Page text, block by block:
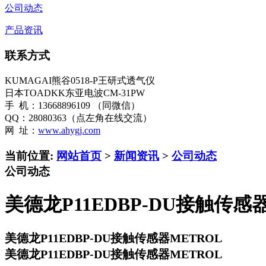
公司动态
产品资讯
联系方式
KUMAGAI熊谷0518-P王研式透气仪
日本TOADKK东亚电波CM-31PW
手 机：13668896109 （同微信）
QQ：28080363（点左角在线交流）
网 址： www.ahygj.com
当前位置: 网站首页 > 新闻资讯 > 公司动态
公司动态
美德龙P11EDBP-DU接触传感
美德龙P11EDBP-DU接触传感器METROL
美德龙P11EDBP-DU接触传感器METROL